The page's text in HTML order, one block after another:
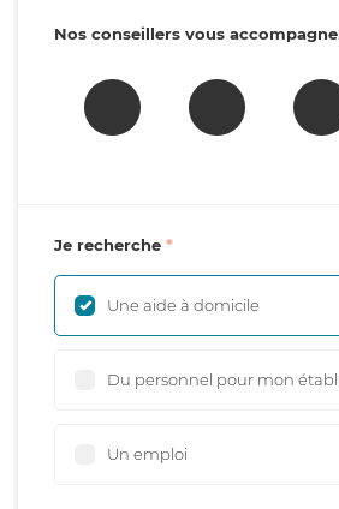
Nos conseillers vous
Je recherche
Une aide à domicile
Du personnel pour mon
Un emploi